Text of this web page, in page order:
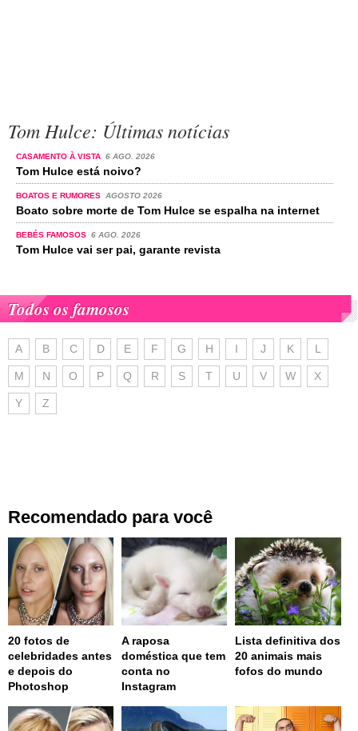
Tom Hulce: Últimas notícias
CASAMENTO À VISTA 6 AGO. 2026
Tom Hulce está noivo?
BOATOS E RUMORES AGOSTO 2026
Boato sobre morte de Tom Hulce se espalha na internet
BEBÉS FAMOSOS 6 AGO. 2026
Tom Hulce vai ser pai, garante revista
Todos os famosos
A B C D E F G H I J K L
M N O P Q R S T U V W X
Y Z
Recomendado para você
20 fotos de
celebridades antes
e depois do
Photoshop
A raposa
doméstica que tem
conta no
Instagram
Lista definitiva dos
20 animais mais
fofos do mundo